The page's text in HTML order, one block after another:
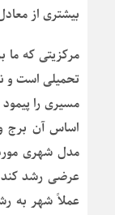
بیشتری از
مرکزیتی که ما
مسیری را
اساس آن برج
مدل شهری
عرضی رشد
عملاً شهر به